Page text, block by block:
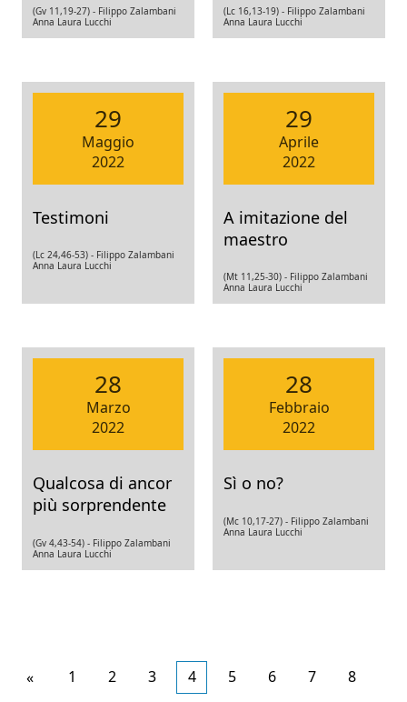
(Gv 11,19-27) - Filippo Zalambani
Anna Laura Lucchi
(Lc 16,13-19) - Filippo Zalambani
Anna Laura Lucchi
29
Maggio
2022
Testimoni
(Lc 24,46-53) - Filippo Zalambani
Anna Laura Lucchi
29
Aprile
2022
A imitazione del
maestro
(Mt 11,25-30) - Filippo Zalambani
Anna Laura Lucchi
28
Marzo
2022
Qualcosa di ancor
più sorprendente
(Gv 4,43-54) - Filippo Zalambani
Anna Laura Lucchi
28
Febbraio
2022
Sì o no?
(Mc 10,17-27) - Filippo Zalambani
Anna Laura Lucchi
«Articoli
1 2 3 4 5 6 7 8